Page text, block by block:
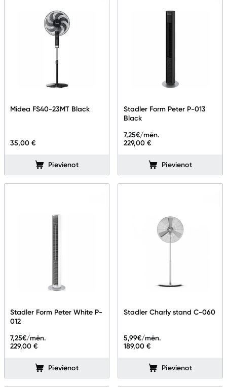
Midea FS40-23MT Black
35,00 €
Pievienot
Stadler Form Peter P-013
Black
229,00 €
7,25€/mēn.
Pievienot
Stadler Form Peter White P-
012
229,00 €
7,25€/mēn.
Pievienot
Stadler Charly stand C-060
189,00 €
5,99€/mēn.
Pievienot